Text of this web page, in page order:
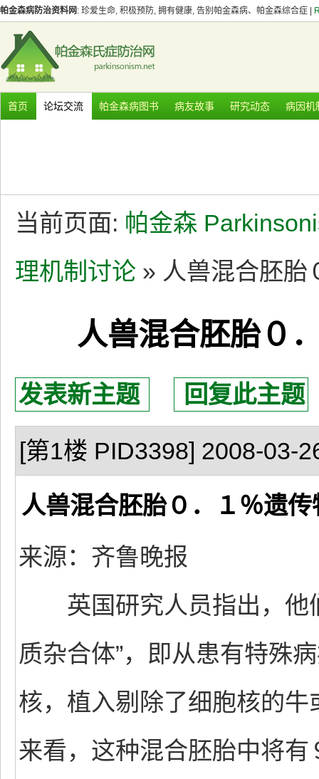
帕金森病防治资料网 : 珍爱生命, 积极预防, 拥有健康, 告别帕金森病、帕金森综合症 |
首页 论坛交流 帕金森病图书 病友故事 研究动态 病因机
当前页面: 帕金森
理机制讨论 » 人兽混合胚胎
人兽混合胚胎０
发表新主题 回复此主题
[第1楼 PID3398] 2008-03-
人兽混合胚胎０．１％遗
来源：齐鲁晚报
英国研究人员指出，他
质杂合体”，即从患有特殊
核，植入剔除了细胞核的
来看，这种混合胚胎中将